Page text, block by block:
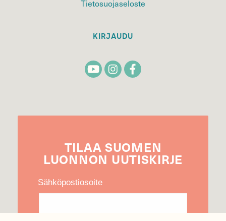
Tietosuojaseloste
KIRJAUDU
TILAA SUOMEN
LUONNON UUTIS­KIRJE
Sähköpostiosoite